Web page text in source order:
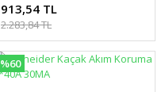
913,54 TL
2.283,84 TL
%60